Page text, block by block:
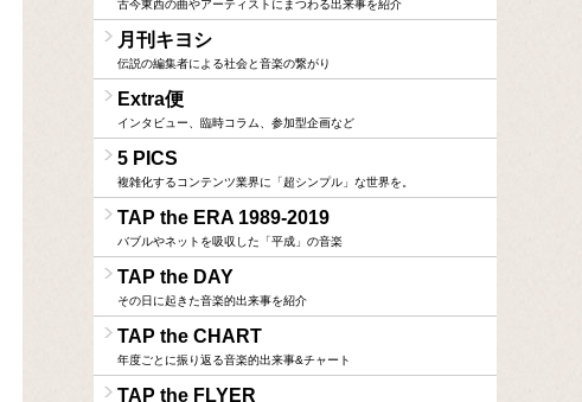
古今東西の曲やアーティストにまつわる出来事を紹介
月刊キヨシ
伝説の編集者による社会と音楽の繋がり
Extra便
インタビュー、臨時コラム、参加型企画など
5 PICS
複雑化するコンテンツ業界に「超シンプル」な世界を。
TAP the ERA 1989-2019
バブルやネットを吸収した「平成」の音楽
TAP the DAY
その日に起きた音楽的出来事を紹介
TAP the CHART
年度ごとに振り返る音楽的出来事&チャート
TAP the FLYER